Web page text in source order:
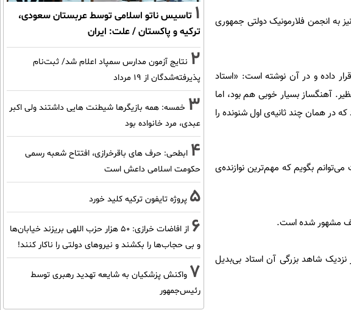
او در سال ۱۹۵۲ به باکو رفت و به مدرسه موسیقی عاصف زینالی وارد شد. در سال ۱۹۵۳ نیز به انجمن فلارمونیک دولتی جمهوری
داده و در آن نوشته است: «استاد
آهنگساز بسیار خوبی هم بود، اما
در همان چند ثانیه‌ی اول شنونده را
بگویم که مهم‌ترین نوازنده‌ی
مشهور شده است.
و از نزدیک شاهد بزرگی آن استاد بی‌بدیل
1 تاسیس ناتو اسلامی توسط عربستان سعودی،
ترکیه و پاکستان / علت: ایران
2 نتایج آزمون مدارس سمپاد اعلام شد/ ثبت‌نام
پذیرفته‌شدگان از ۱۹ مرداد
3 خمسه: همه بازیگرها شیطنت هایی داشتند ولی اکبر
عبدی، مرد خانواده بود
4 ابطحی: حرف های باقرخرازی، افتتاح شعبه رسمی
حکومت اسلامی داعش است
5 پروژه تایفون ترکیه کلید خورد
6
از افاضات خرازی: ۵۰ هزار حزب اللهی بریزند خیابان‌ها
و بی حجاب‌ها را بکشند و نیرو‌های دولتی را ناکار کنند!
7 واکنش پزشکیان به شایعه تهدید رهبری توسط
رئیس‌جمهور